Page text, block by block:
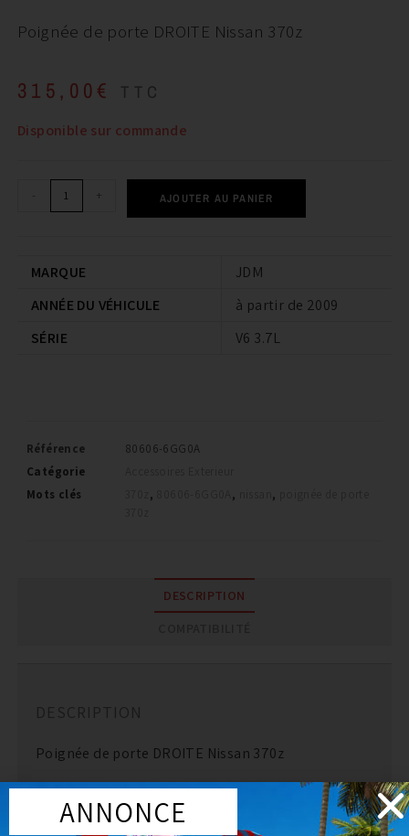
Poignée de porte DROITE Nissan 370z
315,00 € TTC
Disponible sur commande
- + AJOUTER AU PANIER
MARQUE
JDM
ANNÉE DU VÉHICULE
à partir de 2009
SÉRIE
V6 3.7L
Référence
80606-6GG0A
Catégorie
Mots clés
, , ,
DESCRIPTION
DESCRIPTION
Poignée de porte DROITE Nissan 370z
Pièce d’origine Nissan.
ANNONCE